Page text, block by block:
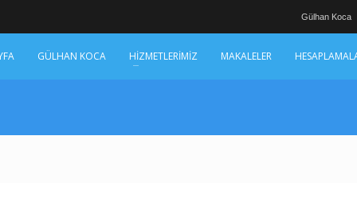
Gülhan Koca
GÜLHAN KOCA HİZMETLERİMİZ MAKALELER